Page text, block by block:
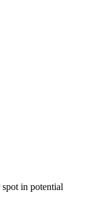
in potential